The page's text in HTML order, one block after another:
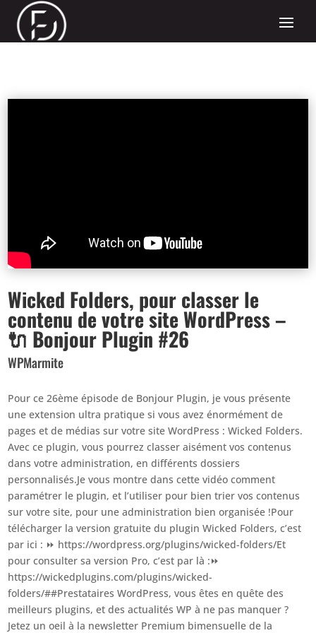
Wicked Folders, pour classer le
contenu de votre site WordPress –
🔌 Bonjour Plugin #26
WPMarmite
Pour ce 26ème épisode de Bonjour Plugin, je vous présente
une extension ultra pratique si vous avez énormément de
pages et de médias sur votre site WordPress : Wicked Folders.
Avec ce plugin, vous pourrez classer aisément vos contenus
dans votre administration, en différents dossiers
personnalisés.Je vous montre dans cette vidéo comment
paramétrer le plugin, et l’utiliser pour bien trier vos contenus
sur votre site, pour une administration bien organisée !Pour
télécharger la version gratuite du plugin Wicked Folders, c’est
par ici : ⏩ https://wordpress.org/plugins/wicked-folders/Et
pour consulter sa version Pro, c’est par là :⏩
https://wickedplugins.com/plugins/wicked-
folders/##Prestataires WordPress, vous êtes en quête des
meilleurs plugins, et des actualités WP à ne pas manquer ?
Jetez un oeil à la newsletter Premium bimensuelle de la